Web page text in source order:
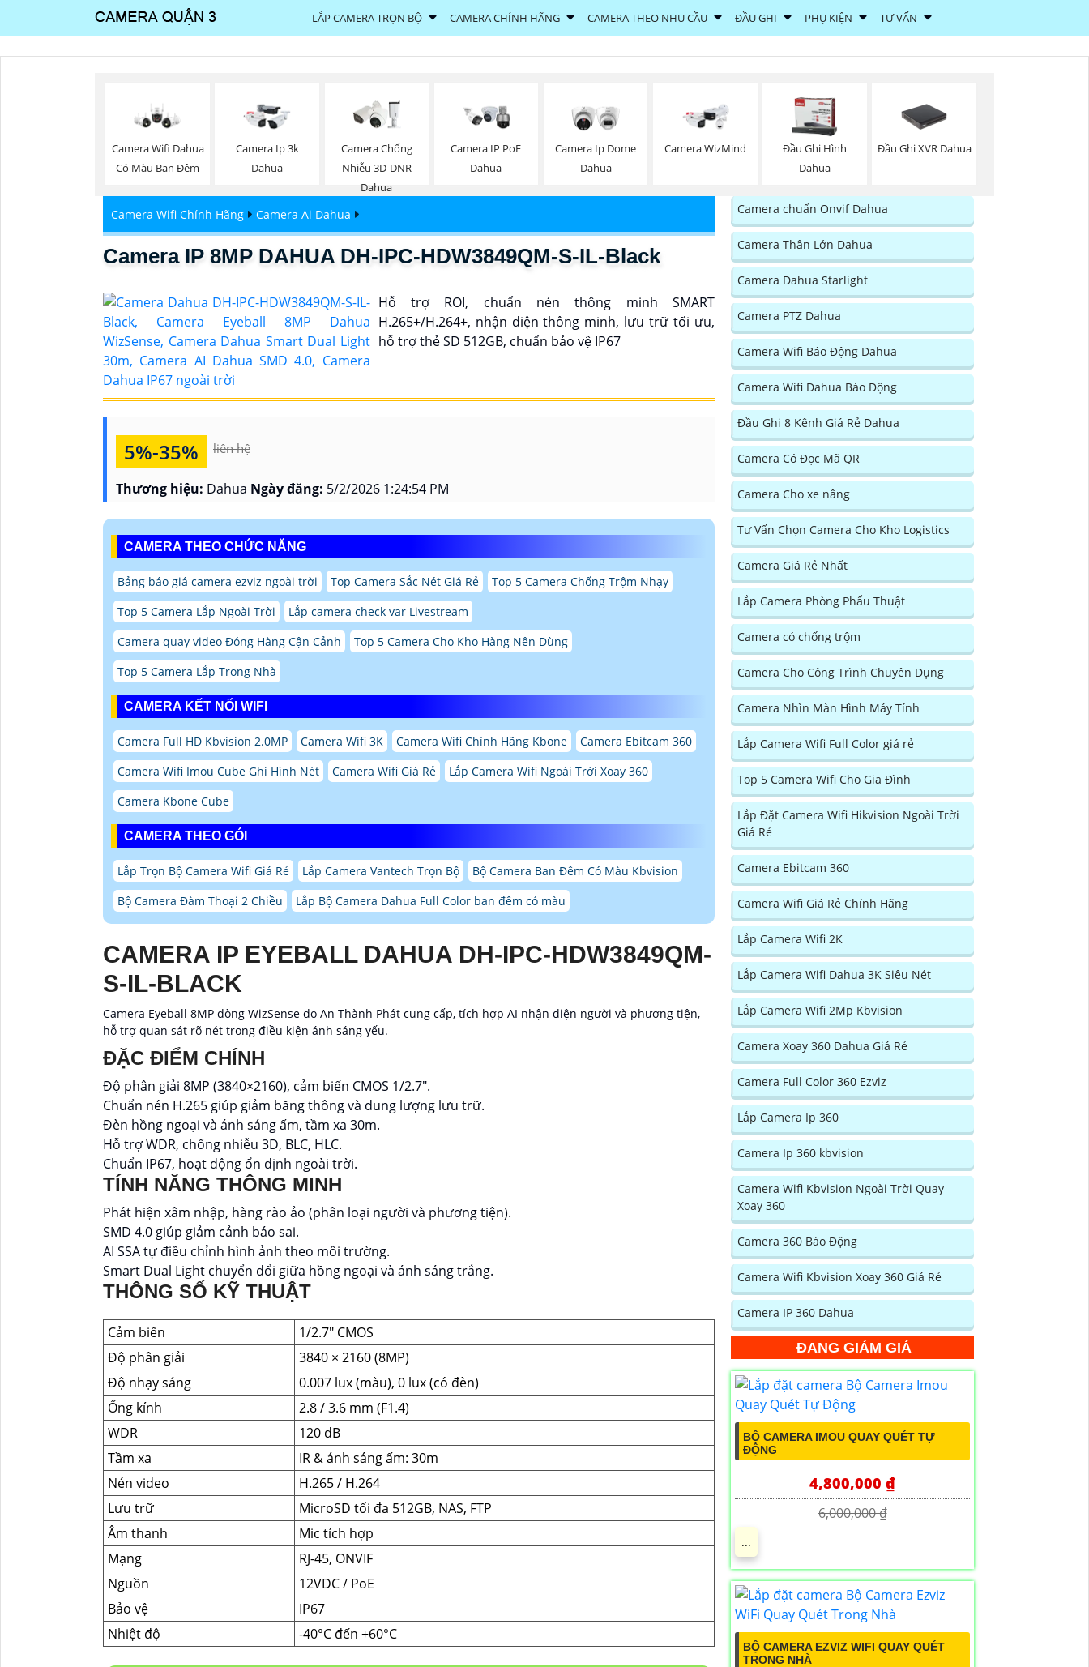
LẮP CAMERA TRỌN BỘ CAMERA CHÍNH HÃNG CAMERA THEO NHU CẦU ĐẦU GHI PHỤ KIỆN TƯ VẤN
Camera Wifi Dahua
Có Màu Ban Đêm
Camera Ip 3k
Dahua
Camera Chống
Nhiễu 3D-DNR
Dahua
Camera IP PoE
Dahua
Camera Ip Dome
Dahua
Camera WizMind
Đầu Ghi Hình
Dahua
Đầu Ghi XVR Dahua
Camera Wifi Chính Hãng Camera Ai Dahua
Camera IP 8MP DAHUA DH-IPC-HDW3849QM-S-IL-Black
Hỗ trợ ROI, chuẩn nén thông minh SMART
H.265+/H.264+, nhận diện thông minh, lưu trữ tối ưu,
hỗ trợ thẻ SD 512GB, chuẩn bảo vệ IP67
5%-35% liên hệ
Thương hiệu: Dahua Ngày đăng: 5/2/2026 1:24:54 PM
CAMERA THEO CHỨC NĂNG
Bảng báo giá camera ezviz ngoài trời Top Camera Sắc Nét Giá Rẻ
Top 5 Camera Chống Trộm Nhạy
Top 5 Camera Lắp Ngoài Trời
Lắp camera check var Livestream
Camera quay video Đóng Hàng Cận Cảnh
Top 5 Camera Cho Kho Hàng Nên Dùng
Top 5 Camera Lắp Trong Nhà
CAMERA KẾT NỐI WIFI
Camera Full HD Kbvision 2.0MP Camera Wifi 3K Camera Wifi Chính Hãng Kbone
Camera Ebitcam 360
Camera Wifi Imou Cube Ghi Hình Nét
Camera Wifi Giá Rẻ
Lắp Camera Wifi Ngoài Trời Xoay 360
Camera Kbone Cube
CAMERA THEO GÓI
Lắp Trọn Bộ Camera Wifi Giá Rẻ Lắp Camera Vantech Trọn Bộ
Bộ Camera Ban Đêm Có Màu Kbvision
Bộ Camera Đàm Thoại 2 Chiều
Lắp Bộ Camera Dahua Full Color ban đêm có màu
CAMERA IP EYEBALL DAHUA DH-IPC-HDW3849QM-
S-IL-BLACK
Camera Eyeball 8MP dòng WizSense do An Thành Phát cung cấp, tích hợp AI nhận diện người và phương tiện,
hỗ trợ quan sát rõ nét trong điều kiện ánh sáng yếu.
ĐẶC ĐIỂM CHÍNH
Độ phân giải 8MP (3840×2160), cảm biến CMOS 1/2.7".
Chuẩn nén H.265 giúp giảm băng thông và dung lượng lưu trữ.
Đèn hồng ngoại và ánh sáng ấm, tầm xa 30m.
Hỗ trợ WDR, chống nhiễu 3D, BLC, HLC.
Chuẩn IP67, hoạt động ổn định ngoài trời.
TÍNH NĂNG THÔNG MINH
Phát hiện xâm nhập, hàng rào ảo (phân loại người và phương tiện).
SMD 4.0 giúp giảm cảnh báo sai.
AI SSA tự điều chỉnh hình ảnh theo môi trường.
Smart Dual Light chuyển đổi giữa hồng ngoại và ánh sáng trắng.
THÔNG SỐ KỸ THUẬT
Cảm biến
1/2.7" CMOS
Độ phân giải
3840 × 2160 (8MP)
Độ nhạy sáng
0.007 lux (màu), 0 lux (có đèn)
Ống kính
2.8 / 3.6 mm (F1.4)
WDR
120 dB
Tầm xa
IR & ánh sáng ấm: 30m
Nén video
H.265 / H.264
Lưu trữ
MicroSD tối đa 512GB, NAS, FTP
Âm thanh
Mic tích hợp
Mạng
RJ-45, ONVIF
Nguồn
12VDC / PoE
Bảo vệ
IP67
Nhiệt độ
-40°C đến +60°C
Camera chuẩn Onvif Dahua
Camera Thân Lớn Dahua
Camera Dahua Starlight
Camera PTZ Dahua
Camera Wifi Báo Động Dahua
Camera Wifi Dahua Báo Động
Đầu Ghi 8 Kênh Giá Rẻ Dahua
Camera Có Đọc Mã QR
Camera Cho xe nâng
Tư Vấn Chọn Camera Cho Kho Logistics
Camera Giá Rẻ Nhất
Lắp Camera Phòng Phẩu Thuật
Camera có chống trộm
Camera Cho Công Trình Chuyên Dụng
Camera Nhìn Màn Hình Máy Tính
Lắp Camera Wifi Full Color giá rẻ
Top 5 Camera Wifi Cho Gia Đình
Lắp Đặt Camera Wifi Hikvision Ngoài Trời
Giá Rẻ
Camera Ebitcam 360
Camera Wifi Giá Rẻ Chính Hãng
Lắp Camera Wifi 2K
Lắp Camera Wifi Dahua 3K Siêu Nét
Lắp Camera Wifi 2Mp Kbvision
Camera Xoay 360 Dahua Giá Rẻ
Camera Full Color 360 Ezviz
Lắp Camera Ip 360
Camera Ip 360 kbvision
Camera Wifi Kbvision Ngoài Trời Quay
Xoay 360
Camera 360 Báo Động
Camera Wifi Kbvision Xoay 360 Giá Rẻ
Camera IP 360 Dahua
ĐANG GIẢM GIÁ
BỘ CAMERA IMOU QUAY QUÉT TỰ
ĐỘNG
4,800,000 ₫
6,000,000 ₫
...
BỘ CAMERA EZVIZ WIFI QUAY QUÉT
TRONG NHÀ